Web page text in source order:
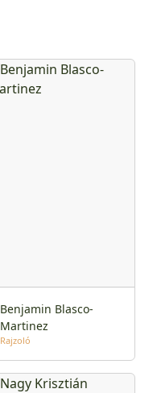
Benjamin Blasco-
Martinez
Rajzoló